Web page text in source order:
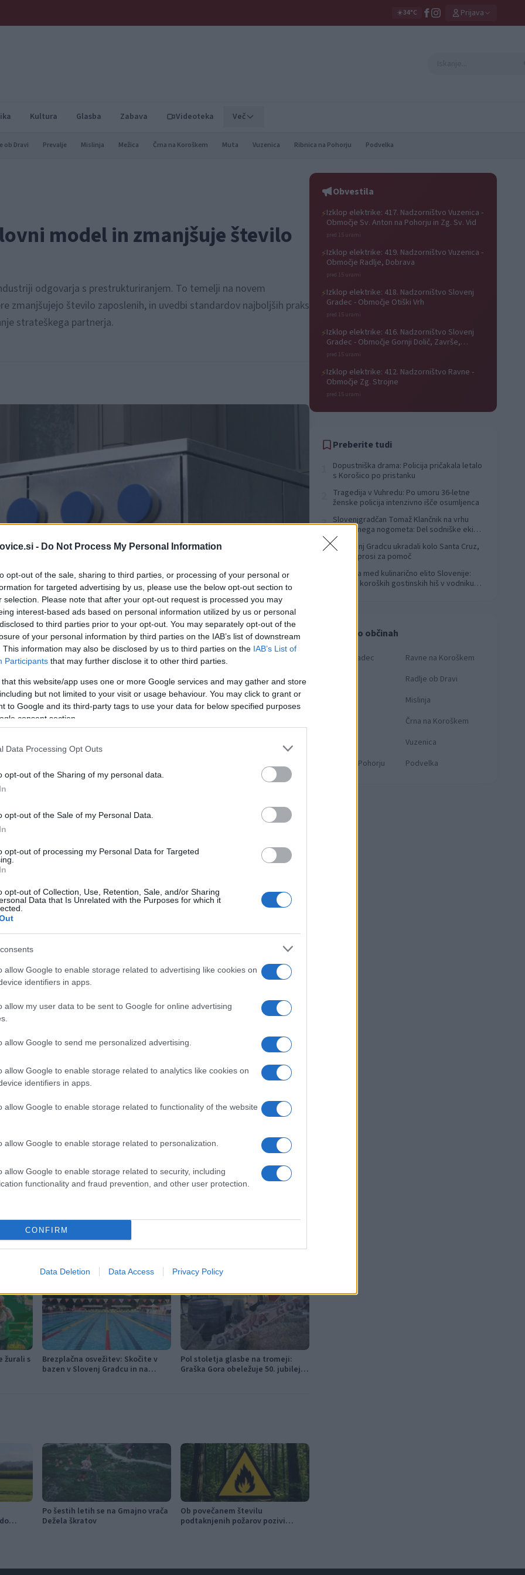
- Do Not Process My Personal Information
opt-out of the sale, sharing to third parties, or processing of your personal or
for targeted advertising by us, please use the below opt-out section to
selection. Please note that after your opt-out request is processed you may
interest-based ads based on personal information utilized by us or personal
to third parties prior to your opt-out. You may separately opt-out of the
of your personal information by third parties on the IAB’s list of downstream
This information may also be disclosed by us to third parties on the IAB’s List of
Participants that may further disclose it to other third parties.
that this website/app uses one or more Google services and may gather and store
but not limited to your visit or usage behaviour. You may click to grant or
to Google and its third-party tags to use your data for below specified purposes
consent section.
Data Processing Opt Outs
opt-out of the Sharing of my personal data.
opt-out of the Sale of my Personal Data.
opt-out of processing my Personal Data for Targeted
opt-out of Collection, Use, Retention, Sale, and/or Sharing
Data that Is Unrelated with the Purposes for which it
allow Google to enable storage related to advertising like cookies on
identifiers in apps.
allow my user data to be sent to Google for online advertising
allow Google to send me personalized advertising.
allow Google to enable storage related to analytics like cookies on
identifiers in apps.
allow Google to enable storage related to functionality of the website
allow Google to enable storage related to personalization.
allow Google to enable storage related to security, including
functionality and fraud prevention, and other user protection.
CONFIRM
Data Deletion Data Access Privacy Policy
☀️34°C Prijava
Kultura Glasba Zabava Videoteka Več
ob Dravi Prevalje Mislinja Mežica Črna na Koroškem Muta Vuzenica Ribnica na Pohorju Podvelka
model in zmanjšuje število
odgovarja s prestrukturiranjem. To temelji na novem
zmanjšujejo število zaposlenih, in uvedbi standardov najboljših praks
strateškega partnerja.
| FOTO: KNMEDIA
na primerljive ravni v industriji. Letos predvsem v
postopno zmanjšanje števila zaposlenih.
z mehkimi ukrepi.
visokih rasti stroškov energije in nekonkurenčnega
se v Siju odločili za preobrazbo poslovanja, kar podpirajo
Vir: STA
kazensko odgovoren za javno spodbujanje sovraštva, nasilja ali nestrpnosti.
vsebinami bodo odstranjeni.
žurali s
Brezplačna osvežitev: Skočite v
bazen v Slovenj Gradcu in na
Pol stoletja glasbe na tromeji:
Graška Gora obeležuje 50. jubilejni
Po šestih letih se na Gmajno vrača
Dežela škratov
Ob povečanem številu
podtaknjenih požarov pozivi
Obvestila
⚡Izklop elektrike: 417. Nadzorništvo Vuzenica -
Območje Sv. Anton na Pohorju in Zg. Sv. Vid
pred 15 urami
⚡Izklop elektrike: 419. Nadzorništvo Vuzenica -
Območje Radlje, Dobrava
pred 15 urami
⚡Izklop elektrike: 418. Nadzorništvo Slovenj
Gradec - Območje Otiški Vrh
pred 15 urami
⚡Izklop elektrike: 416. Nadzorništvo Slovenj
Gradec - Območje Gornji Dolič, Završe,
Kozjak, Tolsti vrh pri Mislinji, Srednji Dolič,
pred 15 urami
⚡Izklop elektrike: 412. Nadzorništvo Ravne -
Območje Zg. Strojne
pred 15 urami
Preberite tudi
Dopustniška drama: Policija pričakala letalo
s Korošico po pristanku
Tragedija v Vuhredu: Po umoru 36-letne
ženske policija intenzivno išče osumljenca
3 Slovenjgradčan Tomaž Klančnik na vrhu
svetovnega nogometa: Del sodniške ekipe
za finale svetovnega prvenstva
4 V Slovenj Gradcu ukradali kolo Santa Cruz,
lastnik prosi za pomoč
Koroška med kulinarično elito Slovenije:
Sedem koroških gostinskih hiš v vodniku
Novice po občinah
Slovenj Gradec
Ravne na Koroškem
Radlje ob Dravi
Mislinja
Črna na Koroškem
Vuzenica
Ribnica na Pohorju
Podvelka